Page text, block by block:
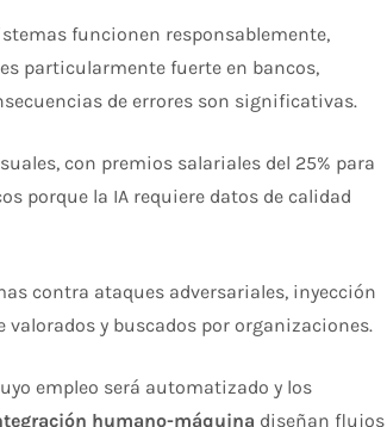
funcionen responsablemente,
particularmente fuerte en bancos,
de errores son significativas.
con premios salariales del 25% para
porque la IA requiere datos de calidad
contra ataques adversariales, inyección
y buscados por organizaciones.
empleo será automatizado y los
humano-máquina diseñan flujos